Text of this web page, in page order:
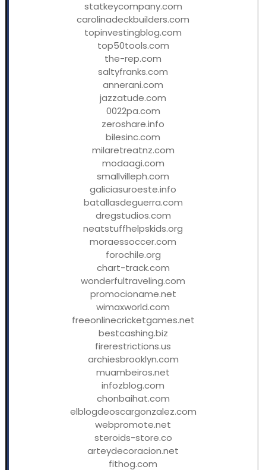
statkeycompany.com
carolinadeckbuilders.com
topinvestingblog.com
top50tools.com
the-rep.com
saltyfranks.com
annerani.com
jazzatude.com
0022pa.com
zeroshare.info
bilesinc.com
milaretreatnz.com
modaagi.com
smallvilleph.com
galiciasuroeste.info
batallasdeguerra.com
dregstudios.com
neatstuffhelpskids.org
moraessoccer.com
forochile.org
chart-track.com
wonderfultraveling.com
promocioname.net
wimaxworld.com
freeonlinecricketgames.net
bestcashing.biz
firerestrictions.us
archiesbrooklyn.com
muambeiros.net
infozblog.com
chonbaihat.com
elblogdeoscargonzalez.com
webpromote.net
steroids-store.co
arteydecoracion.net
fithog.com